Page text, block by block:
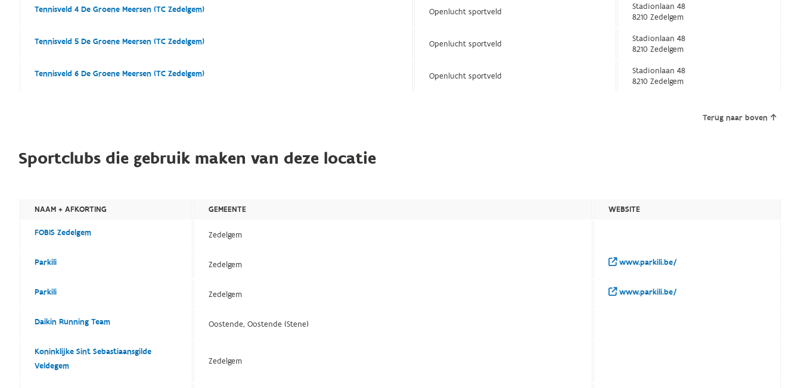
Tennisveld 4 De Groene Meersen (TC Zedelgem) Openlucht sportveld
Stadionlaan 48
8210 Zedelgem
Tennisveld 5 De Groene Meersen (TC Zedelgem) Openlucht sportveld
Stadionlaan 48
8210 Zedelgem
Tennisveld 6 De Groene Meersen (TC Zedelgem) Openlucht sportveld
Stadionlaan 48
8210 Zedelgem
Terug naar boven
Sportclubs die gebruik maken van deze locatie
NAAM + AFKORTING GEMEENTE WEBSITE
FOBIS Zedelgem Zedelgem
Parkili Zedelgem www.parkili.be/
Parkili Zedelgem www.parkili.be/
Daikin Running Team Oostende, Oostende (Stene)
Koninklijke Sint Sebastiaansgilde
Veldegem
Zedelgem